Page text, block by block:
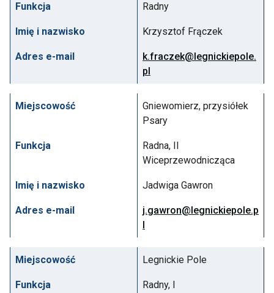
Funkcja Radny
Imię i nazwisko Krzysztof Frączek
Adres e-mail
k.fraczek@legnickiepole.
pl
Miejscowość
Gniewomierz, przysiółek
Psary
Funkcja
Radna, II
Wiceprzewodnicząca
Imię i nazwisko Jadwiga Gawron
Adres e-mail
j.gawron@legnickiepole.p
Miejscowość Legnickie Pole
Funkcja
Radny, I